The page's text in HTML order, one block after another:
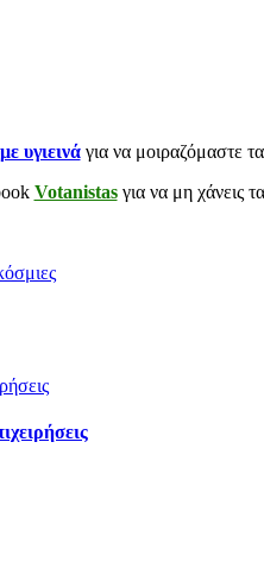
υγιεινάγια να μοιραζόμαστε
Votanistasγια να μη χάνεις